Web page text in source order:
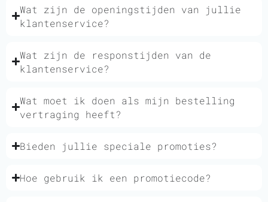
Wat zijn de openingstijden van jullie
klantenservice?
Wat zijn de responstijden van de
klantenservice?
Wat moet ik doen als mijn bestelling
vertraging heeft?
Bieden jullie speciale promoties?
Hoe gebruik ik een promotiecode?